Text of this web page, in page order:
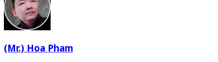
(Mr.) Hoa Pham